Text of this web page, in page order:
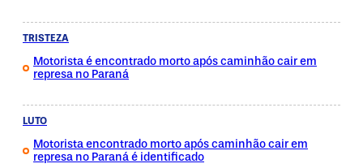
TRISTEZA
Motorista é encontrado morto após caminhão cair em
represa no Paraná
LUTO
Motorista encontrado morto após caminhão cair em
represa no Paraná é identificado